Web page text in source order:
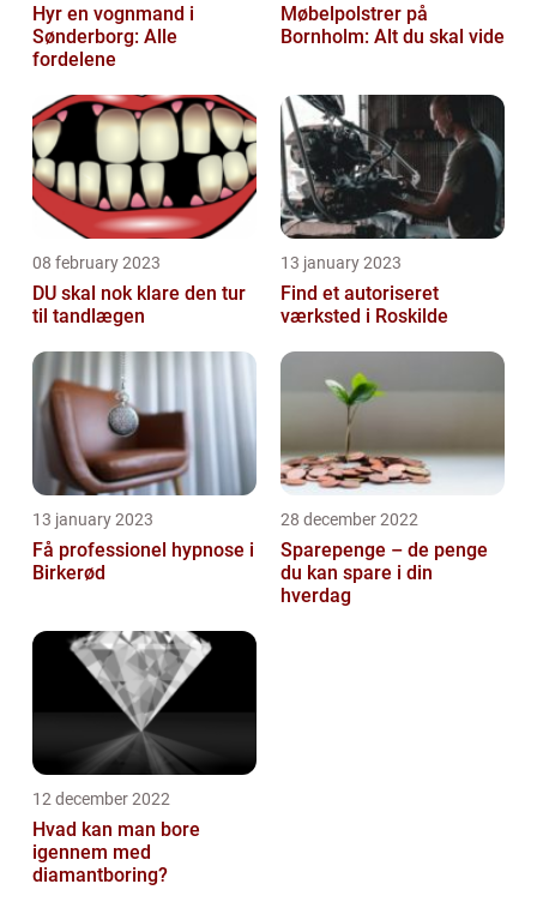
Hyr en vognmand i
Sønderborg: Alle
fordelene
Møbelpolstrer på
Bornholm: Alt du skal vide
08 february 2023
DU skal nok klare den tur
til tandlægen
13 january 2023
Find et autoriseret
værksted i Roskilde
13 january 2023
Få professionel hypnose i
Birkerød
28 december 2022
Sparepenge – de penge
du kan spare i din
hverdag
12 december 2022
Hvad kan man bore
igennem med
diamantboring?